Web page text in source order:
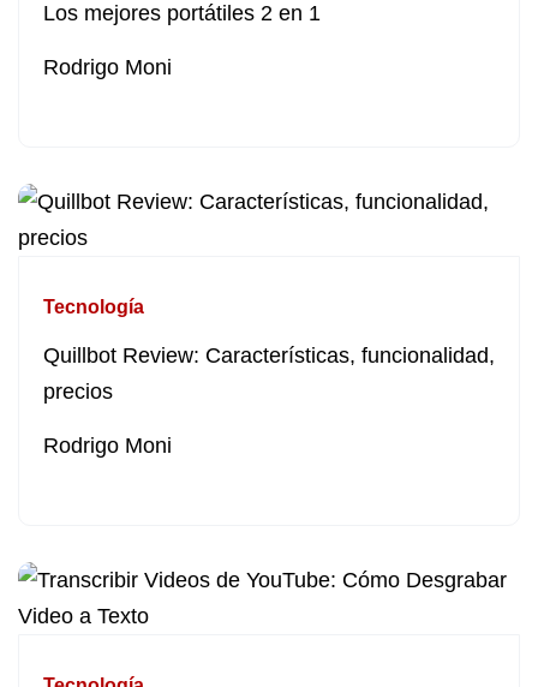
Los mejores portátiles 2 en 1
Rodrigo Moni
Tecnología
Quillbot Review: Características, funcionalidad,
precios
Rodrigo Moni